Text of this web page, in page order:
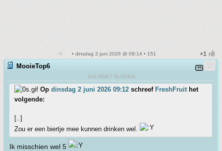
• dinsdag 2 juni 2026 @ 09:14 • 151
MooieTop6
JUS MOET BLIJVEN
Op dinsdag 2 juni 2026 09:12 schreef FreshFruithet
volgende:
[..]
Zou er een biertje mee kunnen drinken wel.
Ik misschien wel 5